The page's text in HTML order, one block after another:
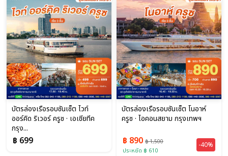
บัตรล่องเรือรอบซันเซ็ต ไวท์
ออร์คิด ริเวอร์ ครูซ · เอเชียทีค
กรุง...
฿ 699
บัตรล่องเรือรอบซันเซ็ต โนอาห์
ครูซ · ไอคอนสยาม กรุงเทพฯ
฿ 890 ฿ 1,500
ประหยัด ฿ 610
-40%